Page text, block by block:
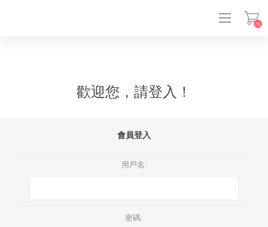
(0)
歡迎您，請登入！
會員登入
用戶名:
密碼: